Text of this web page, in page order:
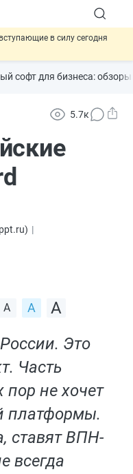
в силу сегодня
опасных товаров через
документах предлагают
трудовых и ГПХ-
софт для бизнеса:
5.7к
) |
Это
Часть
пор не хочет
платформы.
ставят ВПН-
всегда